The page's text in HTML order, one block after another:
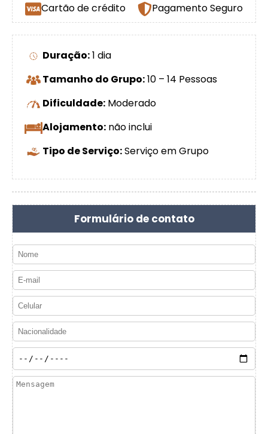
Cartão de crédito Pagamento Seguro
Duração:1 dia
Tamanho do Grupo:10 – 14 Pessoas
Dificuldade: Moderado
Alojamento: não inclui
Tipo de Serviço:Serviço em Grupo
Formulário de contato